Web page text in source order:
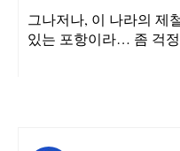
그나저나, 이 나라의 제
있는 포항이라… 좀 걱